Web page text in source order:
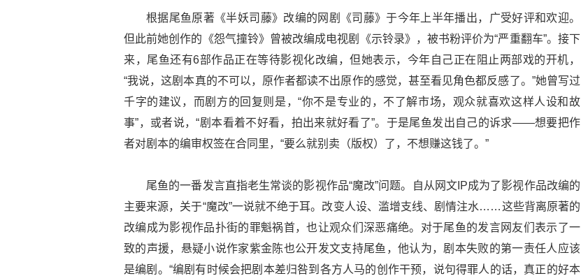
根据尾鱼原著《半妖司藤》改编的网剧《司藤》于今年上半年播出，广受好评和欢迎。
但此前她创作的《怨气撞铃》曾被改编成电视剧《示铃录》，被书粉评价为“严重翻车”。接下
来，尾鱼还有6部作品正在等待影视化改编，但她表示，今年自己正在阻止两部戏的开机，
“我说，这剧本真的不可以，原作者都读不出原作的感觉，甚至看见角色都反感了。”她曾写过
千字的建议，而剧方的回复则是，“你不是专业的，不了解市场，观众就喜欢这样人设和故
事”，或者说，“剧本看着不好看，拍出来就好看了”。于是尾鱼发出自己的诉求——想要把作
者对剧本的编审权签在合同里，“要么就别卖（版权）了，不想赚这钱了。”
尾鱼的一番发言直指老生常谈的影视作品“魔改”问题。自从网文IP成为了影视作品改编的
主要来源，关于“魔改”一说就不绝于耳。改变人设、滥增支线、剧情注水……这些背离原著的
改编成为影视作品扑街的罪魁祸首，也让观众们深恶痛绝。对于尾鱼的发言网友们表示了一
致的声援，悬疑小说作家紫金陈也公开发文支持尾鱼，他认为，剧本失败的第一责任人应该
是编剧。“编剧有时候会把剧本差归咎到各方人马的创作干预，说句得罪人的话，真正的好本